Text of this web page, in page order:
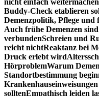
nicht einfach
Buddy-Check etablieren
Demenzpolitik, Pflege und
Auch frühe Demenzen
verbundenSchreien und
reicht nichtReaktanz bei
Druck erlebt wird
HörproblemWarum
Standortbestimmung
solltenEmpathisch leiden